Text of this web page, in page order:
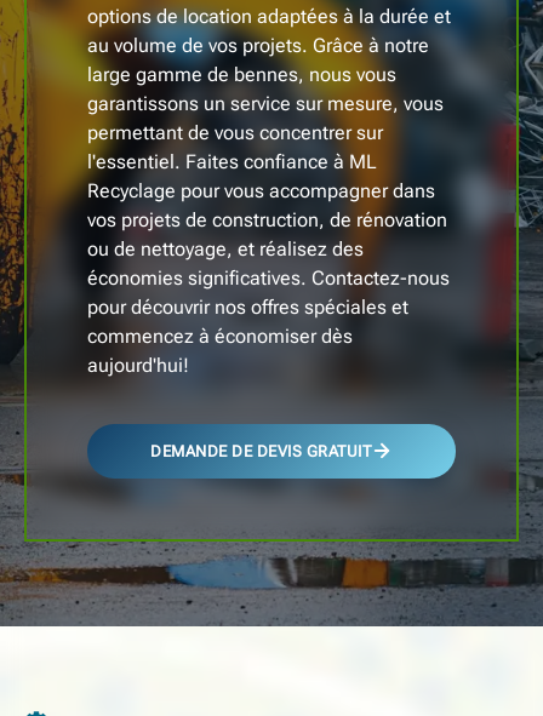
options de location adaptées à la durée et
au volume de vos projets. Grâce à notre
large gamme de bennes, nous vous
garantissons un service sur mesure, vous
permettant de vous concentrer sur
l'essentiel. Faites confiance à ML
Recyclage pour vous accompagner dans
vos projets de construction, de rénovation
ou de nettoyage, et réalisez des
économies significatives. Contactez-nous
pour découvrir nos offres spéciales et
commencez à économiser dès
aujourd'hui!
DEMANDE DE DEVIS GRATUIT